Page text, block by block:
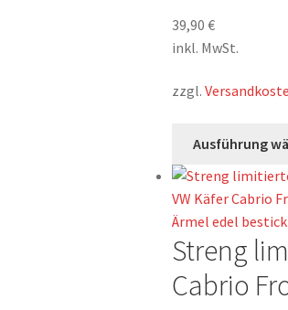
39,90€
inkl. MwSt.
zzgl.
Ausführung
Streng
Cabrio